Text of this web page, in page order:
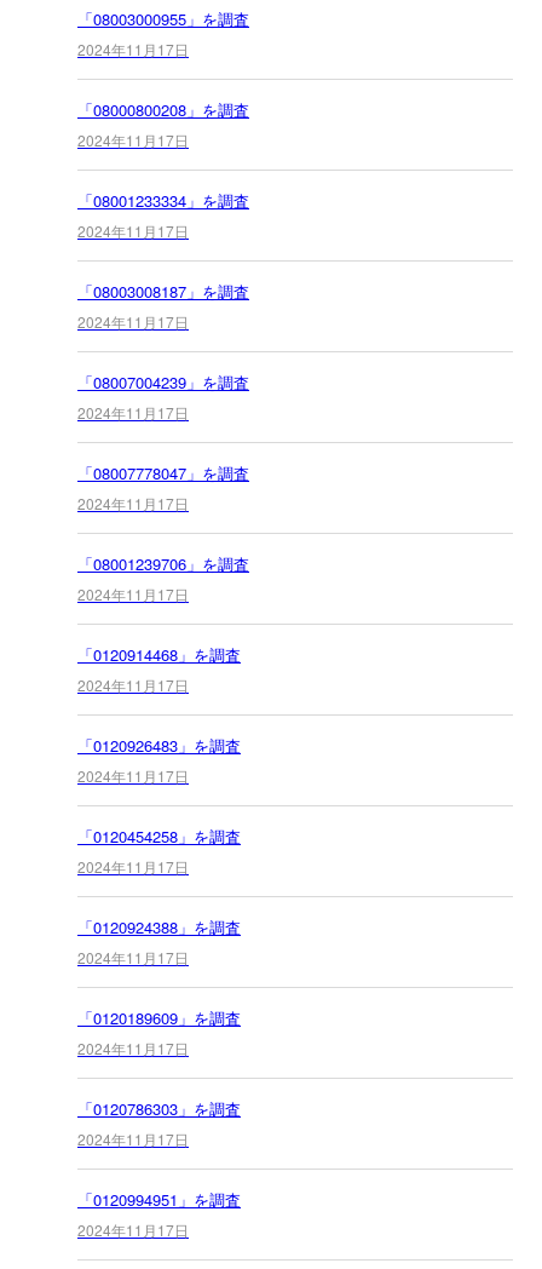
「08003000955」を調査
2024年11月17日
「08000800208」を調査
2024年11月17日
「08001233334」を調査
2024年11月17日
「08003008187」を調査
2024年11月17日
「08007004239」を調査
2024年11月17日
「08007778047」を調査
2024年11月17日
「08001239706」を調査
2024年11月17日
「0120914468」を調査
2024年11月17日
「0120926483」を調査
2024年11月17日
「0120454258」を調査
2024年11月17日
「0120924388」を調査
2024年11月17日
「0120189609」を調査
2024年11月17日
「0120786303」を調査
2024年11月17日
「0120994951」を調査
2024年11月17日